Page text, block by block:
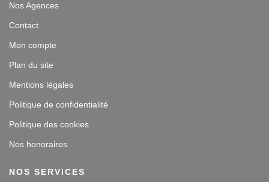
Nos Agences
Contact
Mon compte
Plan du site
Mentions légales
Politique de confidentialité
Politique des cookies
Nos honoraires
NOS SERVICES